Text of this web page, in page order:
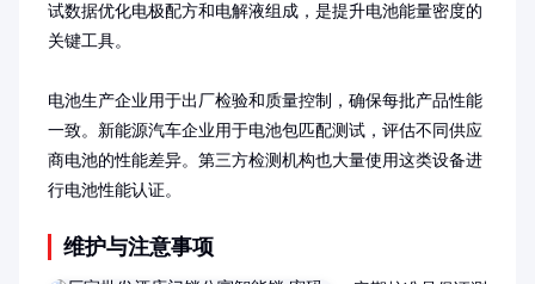
试数据优化电极配方和电解液组成，是提升电池能量密度的
关键工具。
电池生产企业用于出厂检验和质量控制，确保每批产品性能
一致。新能源汽车企业用于电池包匹配测试，评估不同供应
商电池的性能差异。第三方检测机构也大量使用这类设备进
行电池性能认证。
维护与注意事项